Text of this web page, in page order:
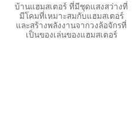
บ้านแฮมสเตอร์ ที่มีชุดแสงสว่างที่
มีโคมที่เหมาะสมกับแฮมสเตอร์
และสร้างพลังงานจากวงล้อจักรที่
เป็นของเล่นของแฮมสเตอร์